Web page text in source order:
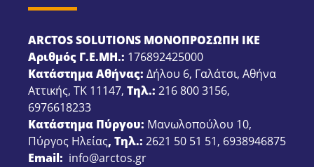
ARCTOS SOLUTIONS ΜΟΝΟΠΡΟΣΩΠΗ ΙΚΕ
Αριθμός Γ.Ε.ΜΗ.: 176892425000
Κατάστημα Αθήνας: Δήλου 6, Γαλάτσι, Αθήνα
Αττικής, ΤΚ 11147, Τηλ.: 216 800 3156,
6976618233
Κατάστημα Πύργου: Μανωλοπούλου 10,
Πύργος Ηλείας, Τηλ.: 2621 50 51 51, 6938946875
Email: info@arctos.gr